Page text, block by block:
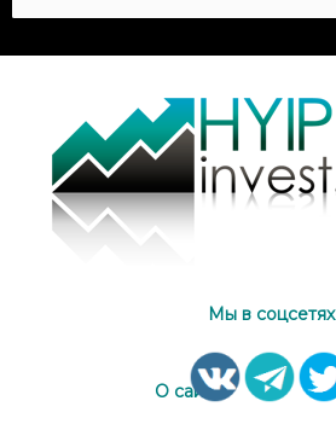
Мы в соцсетях
О сайте